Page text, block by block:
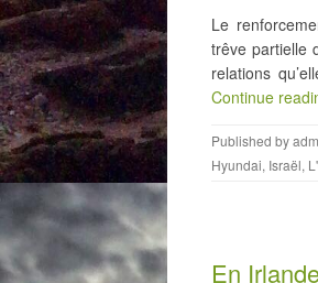
Le
trêve partielle
relations
Continue
Published by
Hyundai, Israël,
En